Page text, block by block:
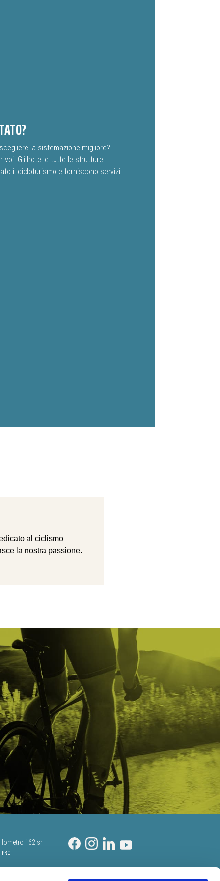
la sistemazione migliore?
voi. Gli hotel e tutte le strutture
il cicloturismo e forniscono servizi
al ciclismo
la nostra passione.
162 srl